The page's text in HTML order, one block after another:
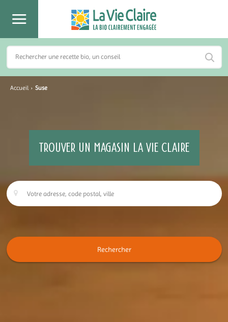
Accueil › Suse
TROUVER UN MAGASIN LA VIE CLAIRE
Rechercher